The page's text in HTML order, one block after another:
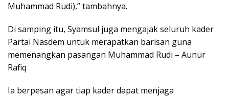
Muhammad Rudi),” tambahnya.
Di samping itu, Syamsul juga mengajak seluruh kader
Partai Nasdem untuk merapatkan barisan guna
memenangkan pasangan Muhammad Rudi – Aunur
Rafiq
Ia berpesan agar tiap kader dapat menjaga